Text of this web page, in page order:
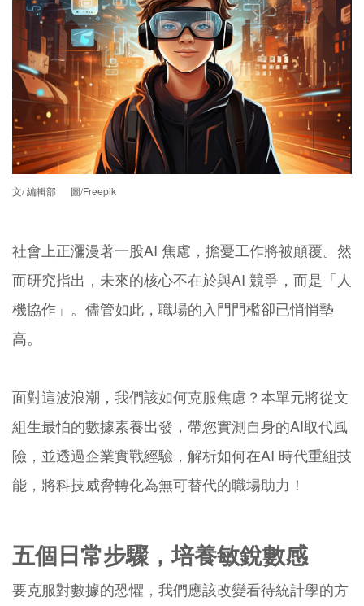
文/ 編輯部 圖/Freepik
社會上正瀰漫著一股AI 焦慮，擔憂工作將被顛覆。然
而研究指出，未來的核心不在於與AI 競爭，而是「人
機協作」。儘管如此，職場的入門門檻卻已悄悄墊
高。
面對這波浪潮，我們該如何克服焦慮？本單元將從文
組生最怕的數據素養出發，帶您實測自身的AI取代風
險，並透過企業實戰經驗，解析如何在AI 時代重組技
能，將科技威脅轉化為無可替代的職場助力！
五個日常步驟，培養敏銳數感
要克服對數據的恐懼，我們應該改變看待統計學的方